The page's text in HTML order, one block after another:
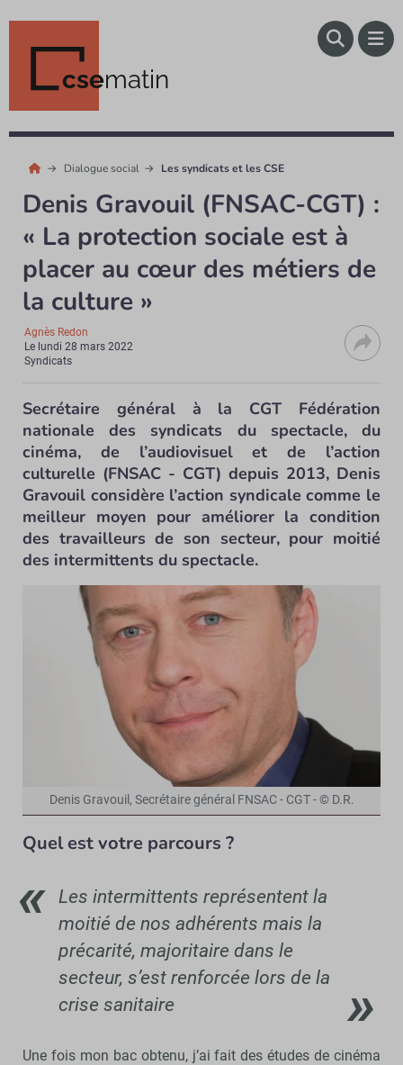
csematin
Dialogue social Les syndicats et les CSE
Denis Gravouil (FNSAC-CGT) :
« La protection sociale est à
placer au cœur des métiers de
la culture »
Agnès Redon
Le lundi 28 mars 2022
Syndicats
Secrétaire général à la CGT Fédération
nationale des syndicats du spectacle, du
cinéma, de l’audiovisuel et de l’action
culturelle (FNSAC - CGT) depuis 2013, Denis
Gravouil considère l’action syndicale comme le
meilleur moyen pour améliorer la condition
des travailleurs de son secteur, pour moitié
des intermittents du spectacle.
Denis Gravouil, Secrétaire général FNSAC - CGT - © D.R.
Quel est votre parcours ?
Les intermittents représentent la
moitié de nos adhérents mais la
précarité, majoritaire dans le
secteur, s’est renforcée lors de la
crise sanitaire
Une fois mon bac obtenu, j’ai fait des études de cinéma